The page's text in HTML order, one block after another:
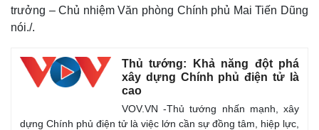
Pháp luật
Vụ án
Quân sự - Quốc phòng
Vũ khí
Phân tích
trưởng – Chủ nhiệm Văn phòng Chính phủ Mai Tiến Dũng
nói./.
Thủ tướng: Khả năng đột phá
xây dựng Chính phủ điện tử là
cao
VOV.VN -Thủ tướng nhấn mạnh, xây
dựng Chính phủ điện tử là việc lớn cần sự đồng tâm, hiệp lực,